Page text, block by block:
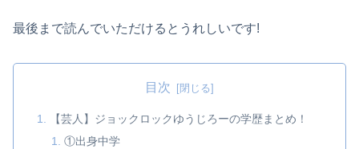
最後まで読んでいただけるとうれしいです!
目次
【芸人】ジョックロックゆうじろーの学歴まとめ！
①出身中学